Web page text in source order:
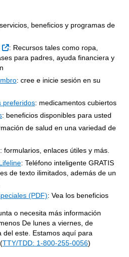
servicios, beneficios y programas de
Sitio Externo
: Recursos tales como ropa,
para padres, ayuda financiera y
: cree e inicie sesión en su
preferidos: medicamentos cubiertos
: beneficios disponibles para usted
de salud en una variedad de
formularios, enlaces útiles y más.
: Teléfono inteligente GRATIS
de texto ilimitados, además de un
(PDF): Vea los beneficios
o necesita más información
De lunes a viernes, de
este. Estamos aquí para
(TTY/TDD: 1-800-255-0056)